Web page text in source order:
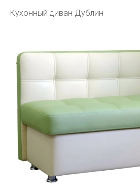
Кухонный диван Дублин